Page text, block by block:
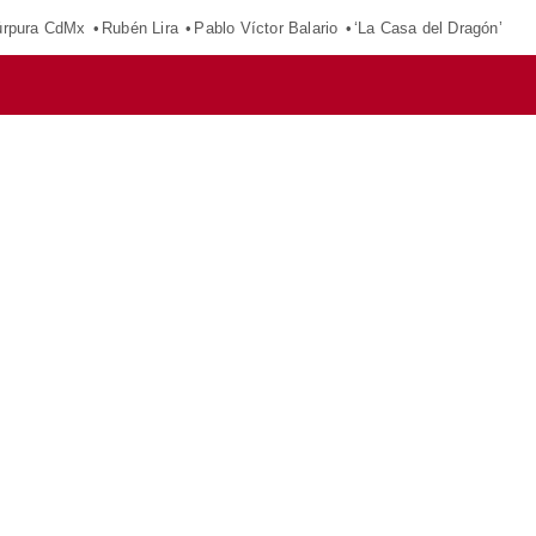
CdMx Rubén Lira Pablo Víctor Balario ‘La Casa del Dragón’